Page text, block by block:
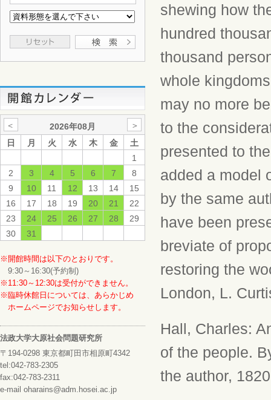
＜ 2026年08月
＞
日
月 火 水 木 金
土
1
2
3 4 5 6 7
8
9
10 11 12 13 14
15
16
17 18 19 20 21
22
23
24 25 26 27 28
29
30
31
※開館時間は以下のとおりです。
9:30～16:30(予約制)
※11:30～12:30は受付ができません。
※臨時休館日については、あらかじめ
ホームページでお知らせします。
法政大学大原社会問題研究所
〒194-0298 東京都町田市相原町4342
tel:042-783-2305
fax:042-783-2311
e-mail oharains@adm.hosei.ac.jp
shewing how
hundred
thousand
whole
may no more
to the
presented to
added a model
by the same
have been
breviate of
restoring the
London, L.
Hall, Charles:
of the people.
the author,